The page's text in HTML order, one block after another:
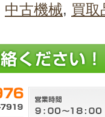
中古機械, 買取